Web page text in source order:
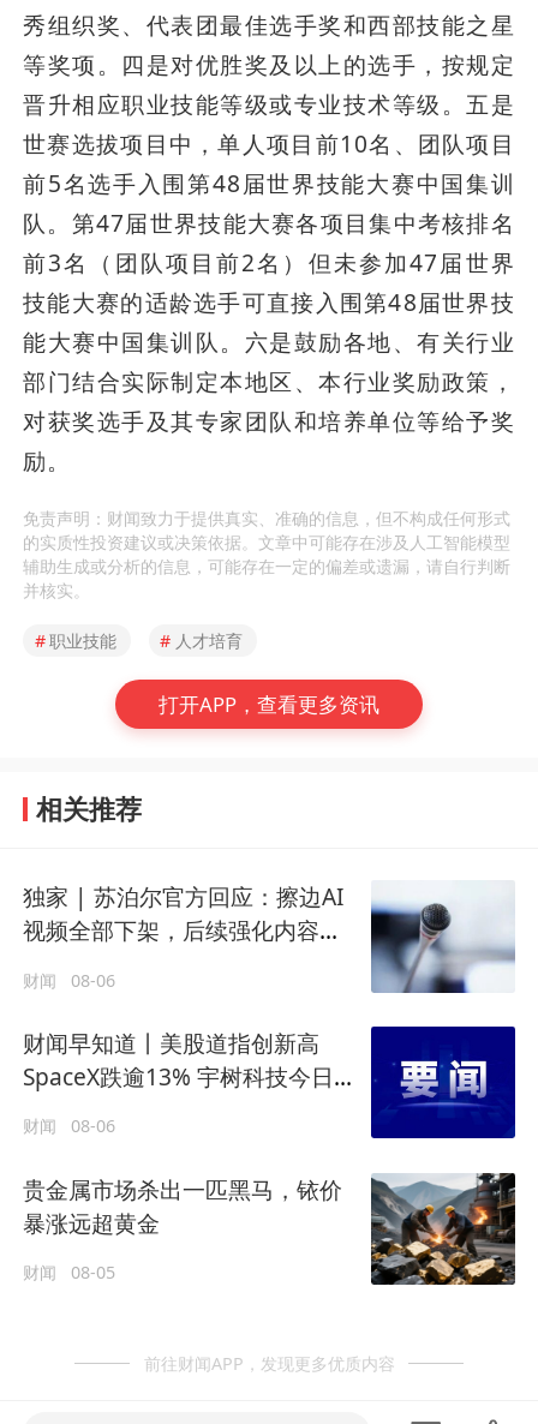
秀组织奖、代表团最佳选手奖和西部技能之星
等奖项。四是对优胜奖及以上的选手，按规定
晋升相应职业技能等级或专业技术等级。五是
世赛选拔项目中，单人项目前10名、团队项目
前5名选手入围第48届世界技能大赛中国集训
队。第47届世界技能大赛各项目集中考核排名
前3名（团队项目前2名）但未参加47届世界
技能大赛的适龄选手可直接入围第48届世界技
能大赛中国集训队。六是鼓励各地、有关行业
部门结合实际制定本地区、本行业奖励政策，
对获奖选手及其专家团队和培养单位等给予奖
励。
免责声明：财闻致力于提供真实、准确的信息，但不构成任何形式
的实质性投资建议或决策依据。文章中可能存在涉及人工智能模型
辅助生成或分析的信息，可能存在一定的偏差或遗漏，请自行判断
并核实。
#职业技能 # 人才培育
打开APP，查看更多资讯
相关推荐
独家 | 苏泊尔官方回应：擦边AI
视频全部下架，后续强化内容审
财闻 08-06
财闻早知道丨美股道指创新高
SpaceX跌逾13% 宇树科技今日确
定发行价
财闻 08-06
贵金属市场杀出一匹黑马，铱价
暴涨远超黄金
财闻 08-05
前往财闻APP，发现更多优质内容